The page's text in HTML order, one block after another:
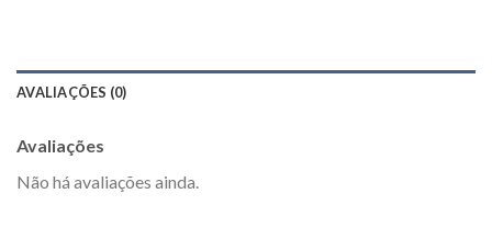
AVALIAÇÕES (0)
Avaliações
Não há avaliações ainda.